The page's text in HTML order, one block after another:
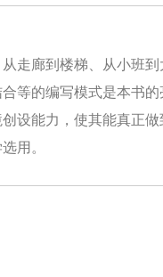
走廊到楼梯、从小班
等的编写模式是本书
设能力，使其能真正
用。